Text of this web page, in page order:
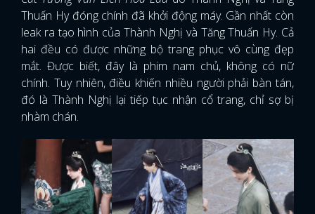
x
ĐĂNG NHẬP
Thuấn Hy đóng chính đã khởi động máy. Gần nhất còn
leak ra tạo hình của Thành Nghị và Tăng Thuấn Hy. Cả
hai đều có được những bộ trang phục vô cùng đẹp
mắt. Được biết, đây là phim nam chủ, không có nữ
chính. Tuy nhiên, điều khiến nhiều người phải bàn tán,
đó là Thành Nghị lại tiếp tục nhận cổ trang, chỉ sợ bị
nhàm chán.